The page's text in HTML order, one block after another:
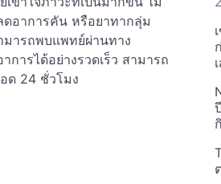
ดอาการคัน หรือยาทากลุ่ม
มารถพบแพทย์ผ่านทาง
ารได้อย่างรวดเร็ว สามารถ
ด 24 ชั่วโมง